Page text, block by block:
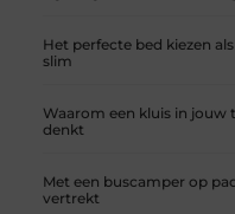
Het perfecte bed kiezen
slim
Waarom een kluis in
denkt
Met een buscamper op
vertrekt